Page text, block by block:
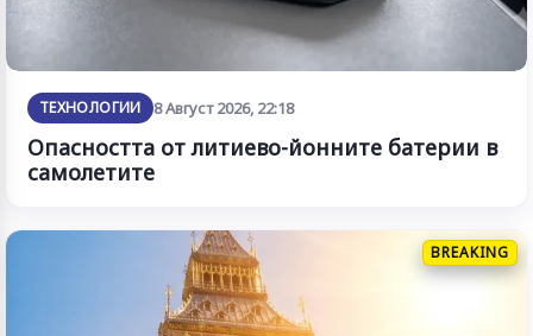
ТЕХНОЛОГИИ 8 Август 2026, 22:18
Опасността от литиево-йонните батерии в
самолетите
BREAKING